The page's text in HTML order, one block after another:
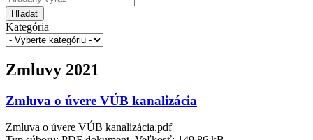
Hľadať
Kategória
Zmluvy 2021
Zmluva o úvere VÚB kanalizácia
Zmluva o úvere VÚB kanalizácia.pdf